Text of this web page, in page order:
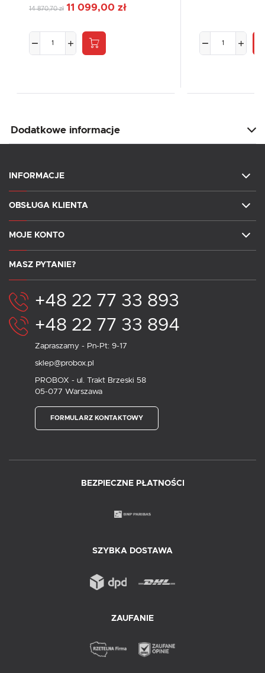
14 870,70 zł 11 099,00 zł
Dodatkowe informacje
INFORMACJE
OBSŁUGA KLIENTA
MOJE KONTO
MASZ PYTANIE?
+48 22 77 33 893
+48 22 77 33 894
Zapraszamy - Pn-Pt: 9-17
sklep@probox.pl
PROBOX - ul. Trakt Brzeski 58
05-077 Warszawa
FORMULARZ KONTAKTOWY
BEZPIECZNE PŁATNOŚCI
SZYBKA DOSTAWA
ZAUFANIE